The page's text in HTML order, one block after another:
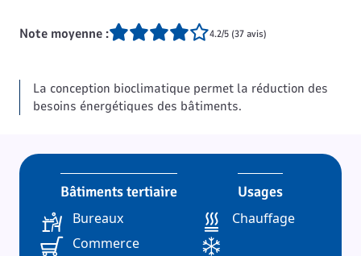
Note moyenne : 4.2/5 (37 avis)
La conception bioclimatique permet la réduction des
besoins énergétiques des bâtiments.
Bâtiments tertiaire
Bureaux
Commerce
Usages
Chauffage